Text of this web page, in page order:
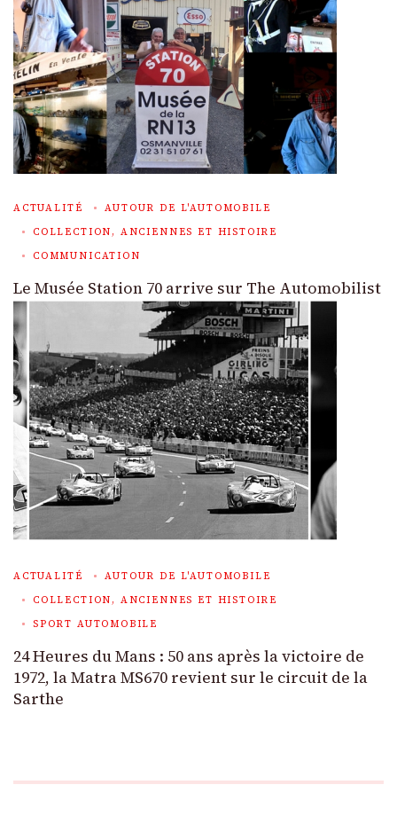
ACTUALITÉ
AUTOUR DE L'AUTOMOBILE
COLLECTION, ANCIENNES ET HISTOIRE
COMMUNICATION
Le Musée Station 70 arrive sur The Automobilist
ACTUALITÉ
AUTOUR DE L'AUTOMOBILE
COLLECTION, ANCIENNES ET HISTOIRE
SPORT AUTOMOBILE
24 Heures du Mans : 50 ans après la victoire de
1972, la Matra MS670 revient sur le circuit de la
Sarthe